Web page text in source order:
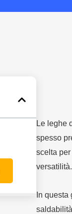
Le leghe
spesso
scelta
versatilità.
In